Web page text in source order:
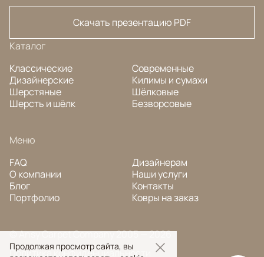
Скачать презентацию PDF
Каталог
Классические
Дизайнерские
Шерстяные
Шерсть и шёлк
Современные
Килимы и сумахи
Шёлковые
Безворсовые
Меню
FAQ
О компании
Блог
Портфолио
Дизайнерам
Наши услуги
Контакты
Ковры на заказ
© Ansy Carpet Company 2005 — 2026
Политика конфиденциальности
Продолжая просмотр сайта, вы